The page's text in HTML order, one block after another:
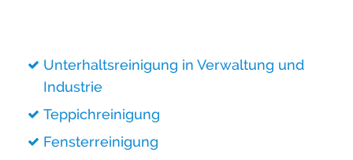
Unterhaltsreinigung in Verwaltung und
Industrie
Teppichreinigung
Fensterreinigung